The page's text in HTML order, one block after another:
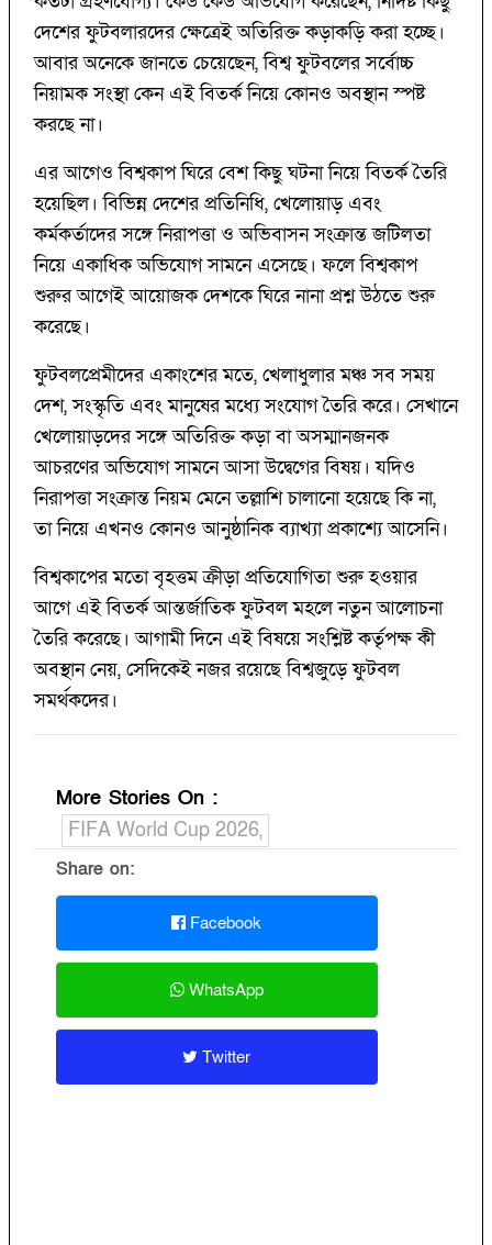
দেশের ফুটবলারদের ক্ষেত্রেই অতিরিক্ত কড়াকড়ি করা হচ্ছে।
আবার অনেকে জানতে চেয়েছেন, বিশ্ব ফুটবলের সর্বোচ্চ
নিয়ামক সংস্থা কেন এই বিতর্ক নিয়ে কোনও অবস্থান স্পষ্ট
করছে না।
এর আগেও বিশ্বকাপ ঘিরে বেশ কিছু ঘটনা নিয়ে বিতর্ক তৈরি
হয়েছিল। বিভিন্ন দেশের প্রতিনিধি, খেলোয়াড় এবং
কর্মকর্তাদের সঙ্গে নিরাপত্তা ও অভিবাসন সংক্রান্ত জটিলতা
নিয়ে একাধিক অভিযোগ সামনে এসেছে। ফলে বিশ্বকাপ
শুরুর আগেই আয়োজক দেশকে ঘিরে নানা প্রশ্ন উঠতে শুরু
করেছে।
ফুটবলপ্রেমীদের একাংশের মতে, খেলাধুলার মঞ্চ সব সময়
দেশ, সংস্কৃতি এবং মানুষের মধ্যে সংযোগ তৈরি করে। সেখানে
খেলোয়াড়দের সঙ্গে অতিরিক্ত কড়া বা অসম্মানজনক
আচরণের অভিযোগ সামনে আসা উদ্বেগের বিষয়। যদিও
নিরাপত্তা সংক্রান্ত নিয়ম মেনে তল্লাশি চালানো হয়েছে কি না,
তা নিয়ে এখনও কোনও আনুষ্ঠানিক ব্যাখ্যা প্রকাশ্যে আসেনি।
বিশ্বকাপের মতো বৃহত্তম ক্রীড়া প্রতিযোগিতা শুরু হওয়ার
আগে এই বিতর্ক আন্তর্জাতিক ফুটবল মহলে নতুন আলোচনা
তৈরি করেছে। আগামী দিনে এই বিষয়ে সংশ্লিষ্ট কর্তৃপক্ষ কী
অবস্থান নেয়, সেদিকেই নজর রয়েছে বিশ্বজুড়ে ফুটবল
সমর্থকদের।
More Stories On :
FIFA World Cup 2026,
Share on:
Facebook
WhatsApp
Twitter